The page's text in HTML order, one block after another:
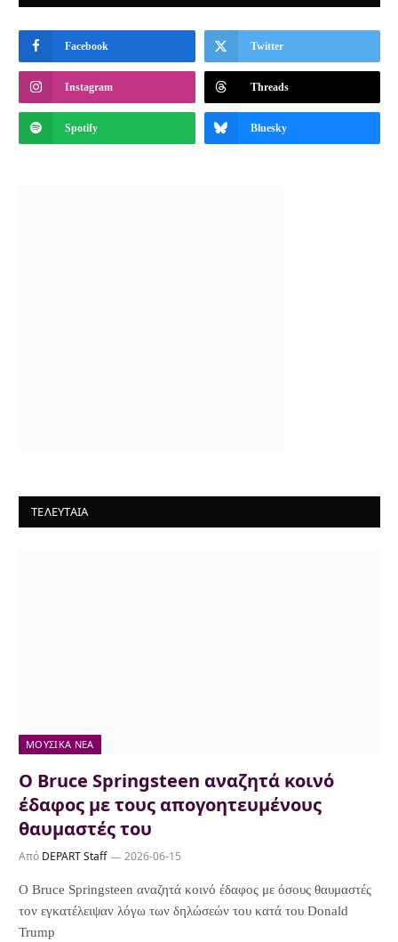
Facebook Twitter
Instagram Threads
Spotify Bluesky
ΤΕΛΕΥΤΑΙΑ
ΜΟΥΣΙΚΆ ΝΈΑ
Ο Bruce Springsteen αναζητά κοινό
έδαφος με τους απογοητευμένους
θαυμαστές του
Από DEPART Staff 2026-06-15
Ο Bruce Springsteen αναζητά κοινό έδαφος με όσους θαυμαστές
τον εγκατέλειψαν λόγω των δηλώσεών του κατά του Donald
Trump